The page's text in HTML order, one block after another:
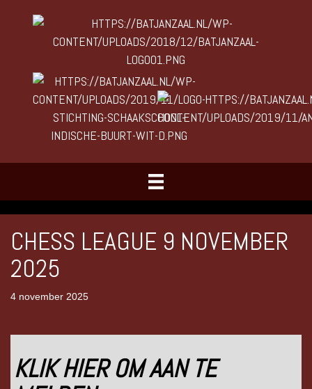
CHESS LEAGUE 9 NOVEMBER
2025
4 november 2025
KLIK HIER OM AAN TE